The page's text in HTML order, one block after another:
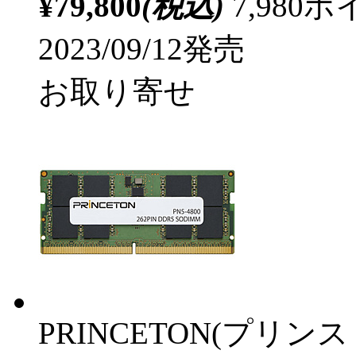
2023/09/12発売
お取り寄せ
PRINCETON(プリン